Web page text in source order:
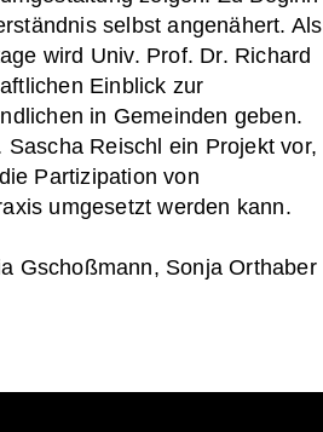
selbst angenähert. Als
wird Univ. Prof. Dr. Richard
Einblick zur
in Gemeinden geben.
Reischl ein Projekt vor,
Partizipation von
umgesetzt werden kann.
Gschoßmann, Sonja Orthaber